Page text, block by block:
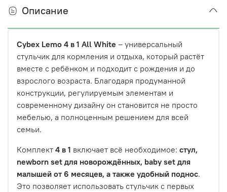
Описание
Cybex Lemo 4 в 1 All White – универсальный
стульчик для кормления и отдыха, который растёт
вместе с ребёнком и подходит с рождения и до
взрослого возраста. Благодаря продуманной
конструкции, регулируемым элементам и
современному дизайну он становится не просто
мебелью, а полноценным решением для всей
семьи.
Комплект 4 в 1 включает всё необходимое: стул,
newborn set для новорождённых, baby set для
малышей от 6 месяцев, а также удобный поднос.
Это позволяет использовать стульчик с первых